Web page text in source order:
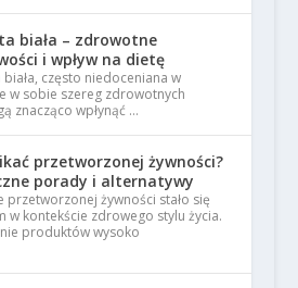
biała – zdrowotne
i wpływ na dietę
biała, często niedoceniana w
w sobie szereg zdrowotnych
znacząco wpłynąć …
przetworzonej żywności?
porady i alternatywy
przetworzonej żywności stało się
w kontekście zdrowego stylu życia.
produktów wysoko